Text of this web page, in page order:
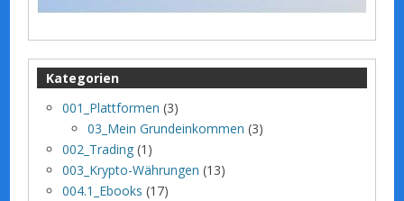
Kategorien
001_Plattformen (3)
03_Mein Grundeinkommen (3)
002_Trading (1)
003_Krypto-Währungen (13)
004.1_Ebooks (17)